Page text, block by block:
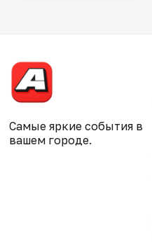
Самые яркие события в
вашем городе.